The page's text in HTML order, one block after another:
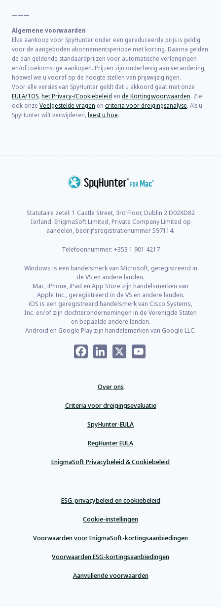
———
Algemene voorwaarden
Elke aankoop voor SpyHunter onder een gereduceerde prijs is geldig
voor de aangeboden abonnementsperiode met korting. Daarna gelden
de dan geldende standaardprijzen voor automatische verlengingen
en/of toekomstige aankopen. Prijzen zijn onderhevig aan verandering,
hoewel we u vooraf op de hoogte stellen van prijswijzigingen.
Voor alle versies van SpyHunter geldt dat u akkoord gaat met onze
EULA/TOS, het Privacy-/Cookiebeleid en de Kortingsvoorwaarden. Zie
ook onze Veelgestelde vragen en criteria voor dreigingsanalyse. Als u
SpyHunter wilt verwijderen, leest u hoe.
Statutaire zetel: 1 Castle Street, 3rd Floor, Dublin 2 D02XD82
Ierland. EnigmaSoft Limited, Private Company Limited op
aandelen, bedrijfsregistratienummer 597114.
Telefoonnummer: +353 1 901 4217
Windows is een handelsmerk van Microsoft, geregistreerd in
de VS en andere landen.
Mac, iPhone, iPad en App Store zijn handelsmerken van
Apple Inc., geregistreerd in de VS en andere landen.
iOS is een geregistreerd handelsmerk van Cisco Systems,
Inc. en/of zijn dochterondernemingen in de Verenigde Staten
en bepaalde andere landen.
Android en Google Play zijn handelsmerken van Google LLC.
FacebookLinkedIn
Over ons
Criteria voor dreigingsevaluatie
SpyHunter-EULA
RegHunter EULA
EnigmaSoft Privacybeleid & Cookiebeleid
ESG-privacybeleid en cookiebeleid
Cookie-instellingen
Voorwaarden voor EnigmaSoft-kortingsaanbiedingen
Voorwaarden ESG-kortingsaanbiedingen
Aanvullende voorwaarden